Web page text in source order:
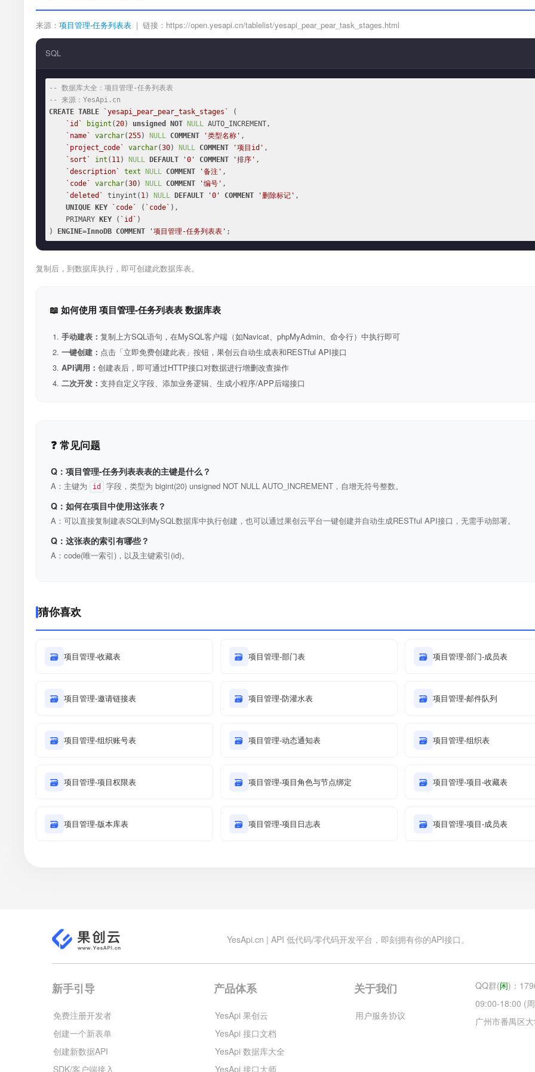
来源： 项目管理-任务列表表 | 链接：https://open.yesapi.cn/tablelist/yesapi_pear_pear_task_stages.html
SQL
-- 数据库大全：项目管理-任务列表表
-- 来源：YesApi.cn
CREATE TABLE `yesapi_pear_pear_task_stages`
(
`id`
bigint (20) unsigned NOT NULL AUTO_INCREMENT,
`name`
varchar(255) NULL COMMENT '类型名称' ,
`project_code`
varchar(30) NULL COMMENT '项目id' ,
`sort`
int ( 11) NULL DEFAULT '0' COMMENT '排序' ,
`description`
text NULL COMMENT '备注' ,
`code`
varchar(30) NULL COMMENT '编号' ,
`deleted`
tinyint( 1) NULL DEFAULT '0' COMMENT '删除标记' ,
UNIQUE
KEY `code` ( `code` ),
    PRIMARY
KEY ( `id` )
)
ENGINE=InnoDB COMMENT '项目管理-任务列表表' ;
复制后，到数据库执行，即可创建此数据库表。
📖 如何使用 项目管理-任务列表表 数据库表
手动建表： 复制上方SQL语句，在MySQL客户端（如Navicat、phpMyAdmin、命令行）中执行即可
一键创建： 点击「立即免费创建此表」按钮，果创云自动生成表和RESTful API接口
API调用： 创建表后，即可通过HTTP接口对数据进行增删改查操作
二次开发： 支持自定义字段、添加业务逻辑、生成小程序/APP后端接口
❓ 常见问题
Q：项目管理-任务列表表表的主键是什么？
A：主键为 id 字段，类型为 bigint(20) unsigned NOT NULL AUTO_INCREMENT，自增无符号整数。
Q：如何在项目中使用这张表？
A：可以直接复制建表SQL到MySQL数据库中执行创建，也可以通过果创云平台一键创建并自动生成RESTful API接口，无需手动部署。
Q：这张表的索引有哪些？
A：code(唯一索引)，以及主键索引(id)。
猜你喜欢
🗃 项目管理-收藏表 🗃 项目管理-部门表 🗃 项目管理-部门-成员表
🗃 项目管理-邀请链接表 🗃 项目管理-防灌水表 🗃 项目管理-邮件队列
🗃 项目管理-组织账号表 🗃 项目管理-动态通知表 🗃 项目管理-组织表
🗃 项目管理-项目权限表 🗃 项目管理-项目角色与节点绑定 🗃 项目管理-项目-收藏表
🗃 项目管理-版本库表 🗃 项目管理-项目日志表 🗃 项目管理-项目-成员表
YesApi.cn | API 低代码/零代码开发平台，即刻拥有你的API接口。
新手引导
免费注册开发者
创建一个新表单
创建新数据API
SDK/客户端接入
产品体系
YesApi 果创云
YesApi 接口文档
YesApi 数据库大全
YesApi 接口大师
关于我们
用户服务协议
QQ群(闲)：
09:00-18:00 (
广州市番禺区